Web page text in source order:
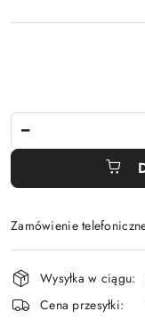
Zamówienie
Dostępność
i
dostawa
Wysyłka w ciągu:
Cena przesyłki: